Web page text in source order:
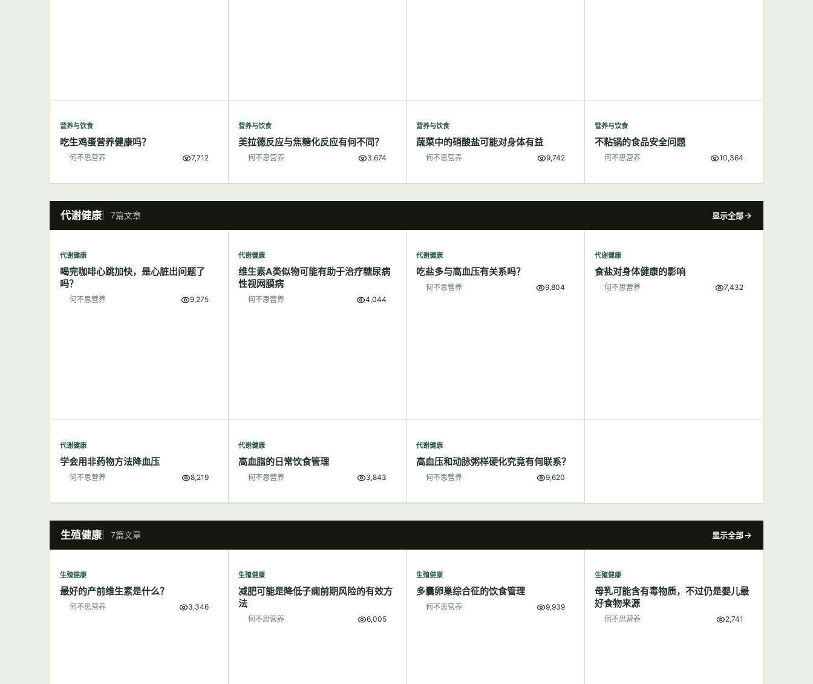
营养与饮食
吃生鸡蛋营养健康吗？
何不思营养 7,712
营养与饮食
美拉德反应与焦糖化反应有何不同？
何不思营养 3,674
营养与饮食
蔬菜中的硝酸盐可能对身体有益
何不思营养 9,742
营养与饮食
不粘锅的食品安全问题
何不思营养 10,364
代谢健康 7篇文章 显示全部
代谢健康
喝完咖啡心跳加快，是心脏出问题了
吗？
何不思营养 9,275
代谢健康
维生素A类似物可能有助于治疗糖尿病
性视网膜病
何不思营养 4,044
代谢健康
吃盐多与高血压有关系吗？
何不思营养 9,804
代谢健康
食盐对身体健康的影响
何不思营养 7,432
代谢健康
学会用非药物方法降血压
何不思营养 8,219
代谢健康
高血脂的日常饮食管理
何不思营养 3,843
代谢健康
高血压和动脉粥样硬化究竟有何联系？
何不思营养 9,620
生殖健康 7篇文章 显示全部
生殖健康
最好的产前维生素是什么？
何不思营养 3,346
生殖健康
减肥可能是降低子痫前期风险的有效方
法
何不思营养 6,005
生殖健康
多囊卵巢综合征的饮食管理
何不思营养 9,939
生殖健康
母乳可能含有毒物质，不过仍是婴儿最
好食物来源
何不思营养 2,741